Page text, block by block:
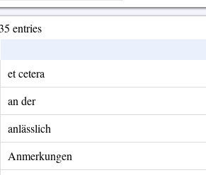
entries
et cetera
an der
anlässlich
Anmerkungen